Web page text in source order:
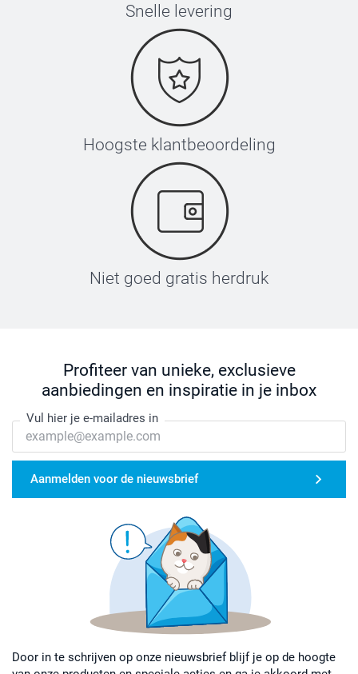
Snelle levering
Hoogste klantbeoordeling
Niet goed gratis herdruk
Profiteer van unieke, exclusieve
aanbiedingen en inspiratie in je inbox
Vul hier je e-mailadres in
Aanmelden voor de nieuwsbrief
Door in te schrijven op onze nieuwsbrief blijf je op de hoogte